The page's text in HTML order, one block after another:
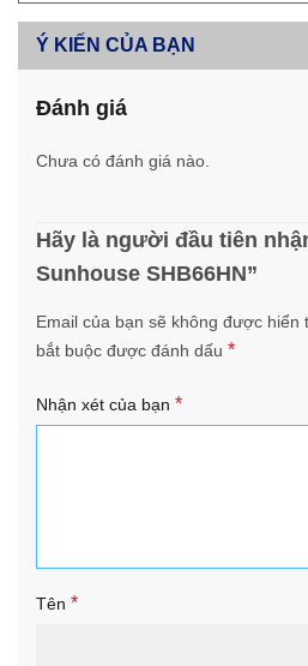
Ý KIẾN CỦA BẠN
Đánh giá
Chưa có đánh giá nào.
Hãy là người đầu tiên
Sunhouse SHB66HN”
Email của bạn sẽ không được hiển
bắt buộc được đánh dấu *
Nhận xét của bạn *
Tên *